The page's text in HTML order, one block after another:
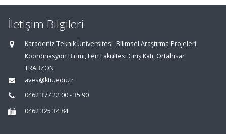
İletişim Bilgileri
Karadeniz Teknik Üniversitesi, Bilimsel Araştırma Projeleri
Koordinasyon Birimi, Fen Fakültesi Giriş Katı, Ortahisar
TRABZON
aves@ktu.edu.tr
0462 377 22 00 - 35 90
0462 325 34 84